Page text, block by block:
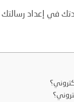
إعداد رسالتك